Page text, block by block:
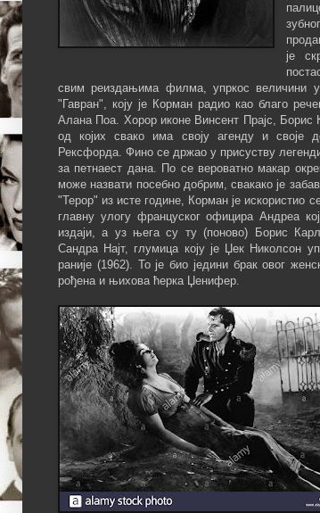
је
свим реиздањима филма, упркос величини
"Гавран", коју је Корман радио као благо
Алана Поа. Хорор иконе Винсент Прајс, Борис
од којих свако има своју агенду и своје
Рексфорда. Фино се држао у присуству
за петнаест дана. По се вероватно макар
може назвати посебно добрим, свакако је
"Терор" из исте године, Корман је искористио
главну улогу француског официра Андреа
издаји, а уз њега су ту (поново) Борис
Сандра Најт, глумица коју је Џек Николсон
раније (1962). То је био једини брак овог
рођена и њихова ћерка Џенифер.